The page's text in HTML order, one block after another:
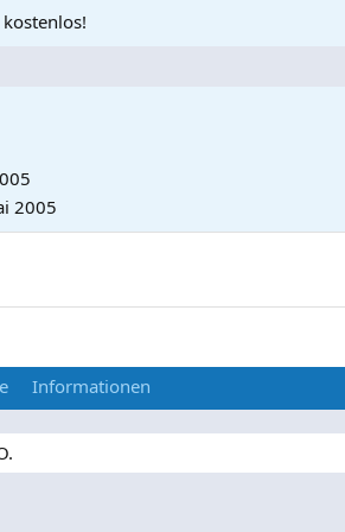
2005
Informationen